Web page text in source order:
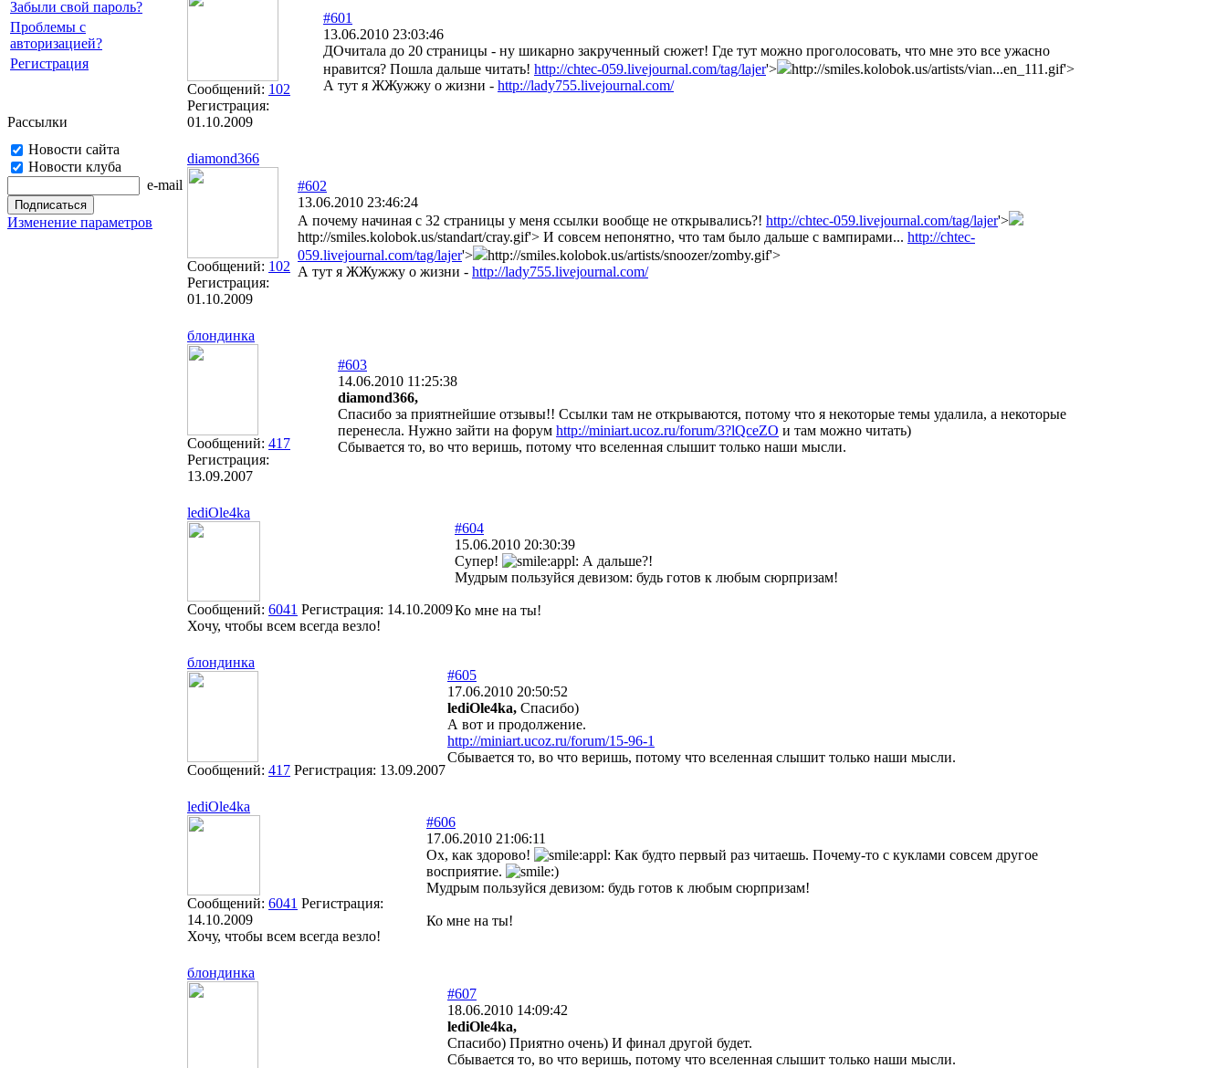
Забыли свой пароль?
Проблемы с
авторизацией?
Регистрация
Рассылки
Новости сайта
Новости клуба
e-mail
Изменение параметров
Сообщений: 102
Регистрация:
01.10.2009
#601
13.06.2010 23:03:46
ДОчитала до 20 страницы - ну шикарно закрученный сюжет! Где тут можно проголосовать, что мне это все ужасно
нравится? Пошла дальше читать! http://chtec-059.livejournal.com/tag/lajer'>
http://smiles.kolobok.us/artists/vian...en_111.gif'>
А тут я ЖЖужжу о жизни - http://lady755.livejournal.com/
diamond366
Сообщений: 102
Регистрация:
01.10.2009
#602
13.06.2010 23:46:24
А почему начиная с 32 страницы у меня ссылки вообще не открывались?! http://chtec-059.livejournal.com/tag/lajer'>
http://smiles.kolobok.us/standart/cray.gif'> И совсем непонятно, что там было дальше с вампирами... http://chtec-
059.livejournal.com/tag/lajer'>
http://smiles.kolobok.us/artists/snoozer/zomby.gif'>
А тут я ЖЖужжу о жизни - http://lady755.livejournal.com/
блондинка
Сообщений: 417
Регистрация:
13.09.2007
#603
14.06.2010 11:25:38
diamond366,
Спасибо за приятнейшие отзывы!! Ссылки там не открываются, потому что я некоторые темы удалила, а некоторые
перенесла. Нужно зайти на форум http://miniart.ucoz.ru/forum/3?lQceZO и там можно читать)
Сбывается то, во что веришь, потому что вселенная слышит только наши мысли.
lediOle4ka
Сообщений: 6041 Регистрация: 14.10.2009
Хочу, чтобы всем всегда везло!
#604
15.06.2010 20:30:39
Супер!
А дальше?!
Мудрым пользуйся девизом: будь готов к любым сюрпризам!
Ко мне на ты!
блондинка
Сообщений: 417 Регистрация: 13.09.2007
#605
17.06.2010 20:50:52
lediOle4ka, Спасибо)
А вот и продолжение.
http://miniart.ucoz.ru/forum/15-96-1
Сбывается то, во что веришь, потому что вселенная слышит только наши мысли.
lediOle4ka
Сообщений: 6041 Регистрация:
14.10.2009
Хочу, чтобы всем всегда везло!
#606
17.06.2010 21:06:11
Ох, как здорово!
Как будто первый раз читаешь. Почему-то с куклами совсем другое
восприятие.
Мудрым пользуйся девизом: будь готов к любым сюрпризам!
Ко мне на ты!
блондинка
#607
18.06.2010 14:09:42
lediOle4ka,
Спасибо) Приятно очень) И финал другой будет.
Сбывается то, во что веришь, потому что вселенная слышит только наши мысли.